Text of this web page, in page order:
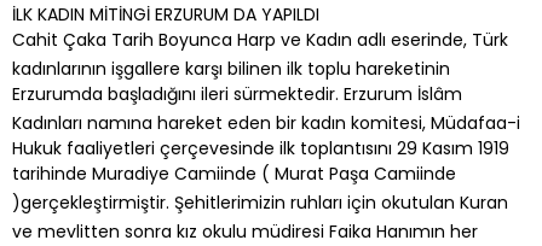
İLK KADIN MİTİNGİ ERZURUM DA YAPILDI
Cahit Çaka Tarih Boyunca Harp ve Kadın adlı eserinde, Türk
kadınlarının işgallere karşı bilinen ilk toplu hareketinin
Erzurumda başladığını ileri sürmektedir. Erzurum İslâm
Kadınları namına hareket eden bir kadın komitesi, Müdafaa-i
Hukuk faaliyetleri çerçevesinde ilk toplantısını 29 Kasım 1919
tarihinde Muradiye Camiinde ( Murat Paşa Camiinde
)gerçekleştirmiştir. Şehitlerimizin ruhları için okutulan Kuran
ve mevlitten sonra kız okulu müdiresi Faika Hanımın her